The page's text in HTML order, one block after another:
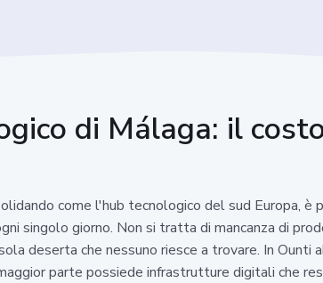
di Málaga: il
come l'hub tecnologico del sud Europa, è
singolo giorno. Non si tratta di mancanza di
deserta che nessuno riesce a trovare. In Ounti
parte possiede infrastrutture digitali che